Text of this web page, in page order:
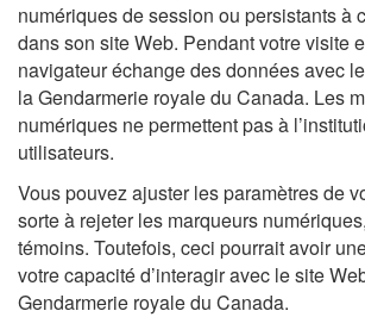
numériques de session ou persistants à
dans son site Web. Pendant votre visite
navigateur échange des données avec
la Gendarmerie royale du Canada. Les
numériques ne permettent pas à
utilisateurs.
Vous pouvez ajuster les paramètres de
sorte à rejeter les marqueurs
témoins. Toutefois, ceci pourrait avoir
votre capacité d’interagir avec le site
Gendarmerie royale du Canada.